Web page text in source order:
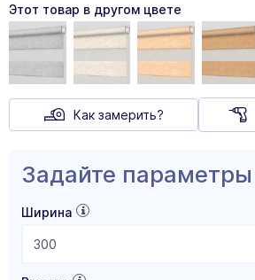
Этот товар в другом цвете
Как замерить?
Задайте параметры
Ширина